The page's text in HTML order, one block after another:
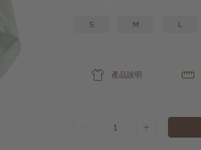
S M L
產品說明
1